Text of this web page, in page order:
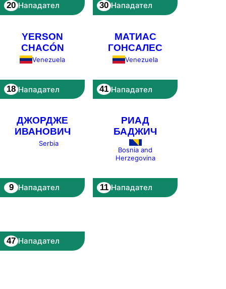
20 Нападател 30 Нападател
YERSON
CHACÓN
Venezuela
18 Нападател
МАТИАС
ГОНСАЛЕС
Venezuela
41 Нападател
ДЖОРДЖЕ
ИВАНОВИЧ
Serbia
9 Нападател
РИАД
БАДЖИЧ
Bosnia and
Herzegovina
11 Нападател
47 Нападател